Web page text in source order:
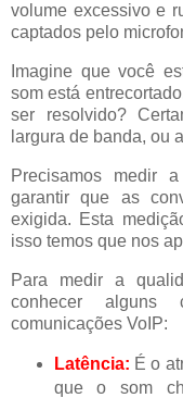
volume excessivo e
captados pelo
Imagine que você
som está
ser resolvido?
largura de banda, ou
Precisamos medir
garantir que as
exigida. Esta
isso temos que nos
Para medir a
conhecer alguns
comunicações VoIP:
Latência: É o
que o som